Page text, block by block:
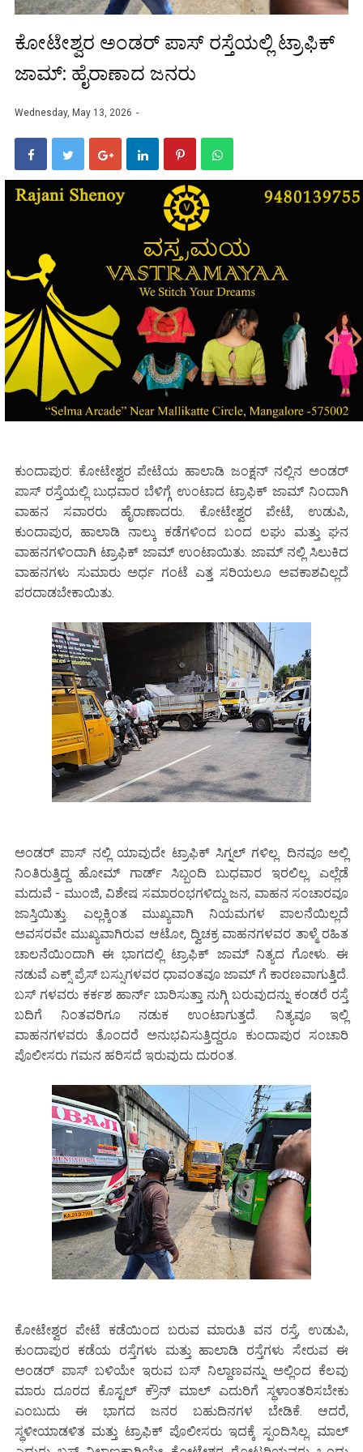
ಕೋಟೇಶ್ವರ ಅಂಡರ್ ಪಾಸ್ ರಸ್ತೆಯಲ್ಲಿ ಟ್ರಾಫಿಕ್
ಜಾಮ್: ಹೈರಾಣಾದ ಜನರು
Wednesday, May 13, 2026
ಕುಂದಾಪುರ: ಕೋಟೇಶ್ವರ ಪೇಟೆಯ ಹಾಲಾಡಿ ಜಂಕ್ಷನ್ ನಲ್ಲಿನ ಅಂಡರ್
ಪಾಸ್ ರಸ್ತೆಯಲ್ಲಿ ಬುಧವಾರ ಬೆಳಿಗ್ಗೆ ಉಂಟಾದ ಟ್ರಾಫಿಕ್ ಜಾಮ್ ನಿಂದಾಗಿ
ವಾಹನ ಸವಾರರು ಹೈರಾಣಾದರು. ಕೋಟೇಶ್ವರ ಪೇಟೆ, ಉಡುಪಿ,
ಕುಂದಾಪುರ, ಹಾಲಾಡಿ ನಾಲ್ಕು ಕಡೆಗಳಿಂದ ಬಂದ ಲಘು ಮತ್ತು ಘನ
ವಾಹನಗಳಿಂದಾಗಿ ಟ್ರಾಫಿಕ್ ಜಾಮ್ ಉಂಟಾಯಿತು. ಜಾಮ್ ನಲ್ಲಿ ಸಿಲುಕಿದ
ವಾಹನಗಳು ಸುಮಾರು ಅರ್ಧ ಗಂಟೆ ಎತ್ತ ಸರಿಯಲೂ ಅವಕಾಶವಿಲ್ಲದೆ
ಪರದಾಡಬೇಕಾಯಿತು.
ಅಂಡರ್ ಪಾಸ್ ನಲ್ಲಿ ಯಾವುದೇ ಟ್ರಾಫಿಕ್ ಸಿಗ್ನಲ್ ಗಳಿಲ್ಲ. ದಿನವೂ ಅಲ್ಲಿ
ನಿಂತಿರುತ್ತಿದ್ದ ಹೋಮ್ ಗಾರ್ಡ್ ಸಿಬ್ಬಂದಿ ಬುಧವಾರ ಇರಲಿಲ್ಲ. ಎಲ್ಲೆಡೆ
ಮದುವೆ - ಮುಂಜಿ, ವಿಶೇಷ ಸಮಾರಂಭಗಳಿದ್ದು ಜನ, ವಾಹನ ಸಂಚಾರವೂ
ಜಾಸ್ತಿಯಿತ್ತು. ಎಲ್ಲಕ್ಕಿಂತ ಮುಖ್ಯವಾಗಿ ನಿಯಮಗಳ ಪಾಲನೆಯಿಲ್ಲದೆ
ಅವಸರವೇ ಮುಖ್ಯವಾಗಿರುವ ಆಟೋ, ದ್ವಿಚಕ್ರ ವಾಹನಗಳವರ ತಾಳ್ಮೆ ರಹಿತ
ಚಾಲನೆಯಿಂದಾಗಿ ಈ ಭಾಗದಲ್ಲಿ ಟ್ರಾಫಿಕ್ ಜಾಮ್ ನಿತ್ಯದ ಗೋಳು. ಈ
ನಡುವೆ ಎಕ್ಸ್ ಪ್ರೆಸ್ ಬಸ್ಸುಗಳವರ ಧಾವಂತವೂ ಜಾಮ್ ಗೆ ಕಾರಣವಾಗುತ್ತಿದೆ.
ಬಸ್ ಗಳವರು ಕರ್ಕಶ ಹಾರ್ನ್ ಬಾರಿಸುತ್ತಾ ನುಗ್ಗಿ ಬರುವುದನ್ನು ಕಂಡರೆ ರಸ್ತೆ
ಬದಿಗೆ ನಿಂತವರಿಗೂ ನಡುಕ ಉಂಟಾಗುತ್ತದೆ. ನಿತ್ಯವೂ ಇಲ್ಲಿ
ವಾಹನಗಳವರು ತೊಂದರೆ ಅನುಭವಿಸುತ್ತಿದ್ದರೂ ಕುಂದಾಪುರ ಸಂಚಾರಿ
ಪೊಲೀಸರು ಗಮನ ಹರಿಸದೆ ಇರುವುದು ದುರಂತ.
ಕೋಟೇಶ್ವರ ಪೇಟೆ ಕಡೆಯಿಂದ ಬರುವ ಮಾರುತಿ ವನ ರಸ್ತೆ, ಉಡುಪಿ,
ಕುಂದಾಪುರ ಕಡೆಯ ರಸ್ತೆಗಳು ಮತ್ತು ಹಾಲಾಡಿ ರಸ್ತೆಗಳು ಸೇರುವ ಈ
ಅಂಡರ್ ಪಾಸ್ ಬಳಿಯೇ ಇರುವ ಬಸ್ ನಿಲ್ದಾಣವನ್ನು ಅಲ್ಲಿಂದ ಕೆಲವು
ಮಾರು ದೂರದ ಕೊಸ್ಟಲ್ ಕ್ರೌನ್ ಮಾಲ್ ಎದುರಿಗೆ ಸ್ಥಳಾಂತರಿಸಬೇಕು
ಎಂಬುದು ಈ ಭಾಗದ ಜನರ ಬಹುದಿನಗಳ ಬೇಡಿಕೆ. ಆದರೆ,
ಸ್ಥಳೀಯಾಡಳಿತ ಮತ್ತು ಟ್ರಾಫಿಕ್ ಪೊಲೀಸರು ಇದಕ್ಕೆ ಸ್ಪಂದಿಸಿಲ್ಲ. ಮಾಲ್